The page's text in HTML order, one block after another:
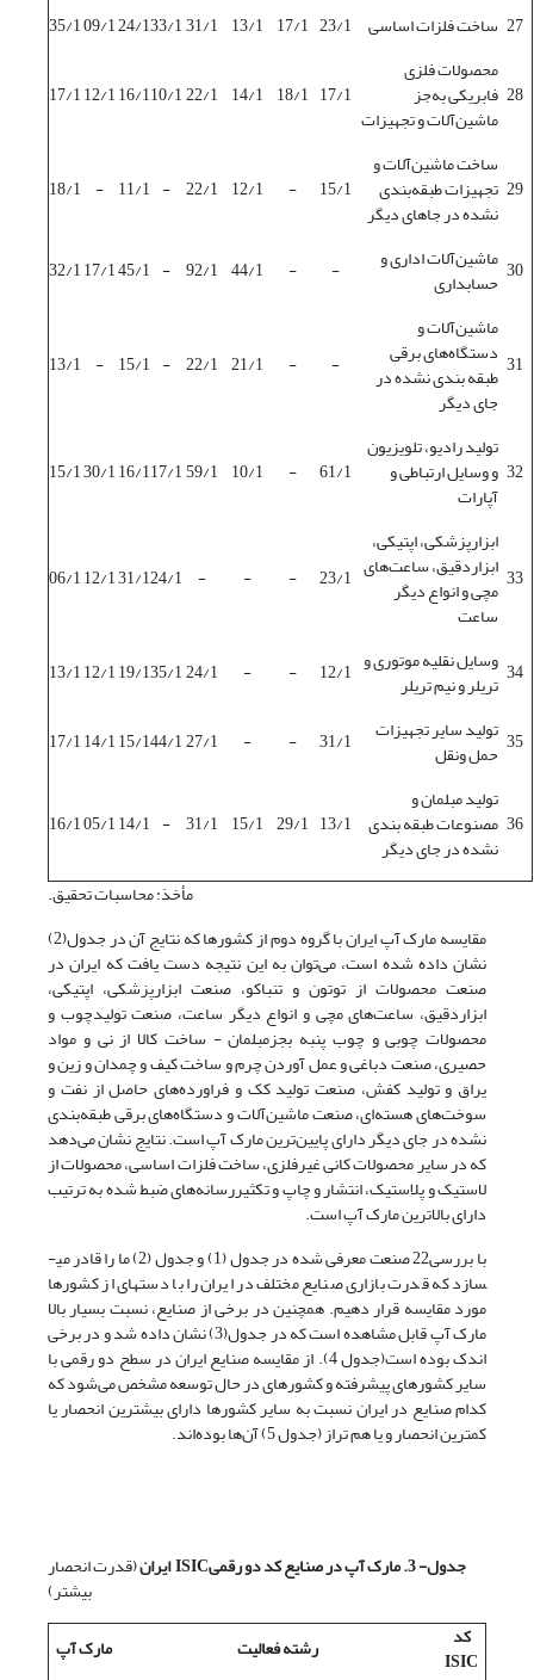
27 ساخت فلزات اساسی 23/1
17/1
13/1
31/1
33/1
24/1
09/1
35/1
28
محصولات فلزی
فابریکی به‌جز
ماشین‌آلات و تجهیزات
17/1
18/1
14/1
22/1
10/1
16/1
12/1
17/1
29
ساخت ماشین‌آلات و
تجهیزات طبقه‌بندی
نشده در جاهای دیگر
15/1
-
12/1
22/1
-
11/1
-
18/1
30 ماشین‌آلات اداری و
حسابداری -
-
44/1
92/1
-
45/1
17/1
32/1
31
ماشین‌آلات و
دستگاه‌های برقی
طبقه بندی نشده در
جای دیگر
-
-
21/1
22/1
-
15/1
-
13/1
32
تولید رادیو، تلویزیون
و وسایل ارتباطی و
آپارات
61/1
-
10/1
59/1
17/1
16/1
30/1
15/1
33
ابزارپزشکی، اپتیکی،
ابزاردقیق، ساعت‌های
مچی و انواع دیگر
ساعت
23/1
-
-
-
24/1
31/1
12/1
06/1
34 وسایل نقلیه موتوری و
تریلر و نیم تریلر 12/1
-
-
24/1
35/1
19/1
12/1
13/1
35 تولید سایر تجهیزات
حمل ونقل 31/1
-
-
27/1
44/1
15/1
14/1
17/1
36
تولید مبلمان و
مصنوعات طبقه بندی
نشده در جای دیگر
13/1
29/1
15/1
31/1
-
14/1
05/1
16/1
مأخذ: محاسبات تحقیق.
مقایسه مارک آپ ایران با گروه دوم از کشورها که نتایج آن در جدول(2)
نشان داده شده است، می‌توان به این نتیجه دست یافت که ایران در
صنعت محصولات از توتون و تنباکو، صنعت ابزارپزشکی، اپتیکی،
ابزاردقیق، ساعت‌های مچی و انواع دیگر ساعت، صنعت تولیدچوب و
محصولات چوبی و چوب پنبه بجزمبلمان - ساخت کالا از نی و مواد
حصیری، صنعت دباغی و عمل آوردن چرم و ساخت کیف و چمدان و زین و
یراق و تولید کفش، صنعت تولید کک و فراورده‌های حاصل از نفت و
سوخت‌های هسته‌ای، صنعت ماشین‌آلات و دستگاه‌های برقی طبقه‌بندی
نشده در جای دیگر دارای پایین‌ترین مارک آپ است. نتایج نشان می‌دهد
که در سایر محصولات کانی غیرفلزی، ساخت فلزات اساسی، محصولات از
لاستیک و پلاستیک، انتشار و چاپ و تکثیررسانه‌های ضبط شده به ترتیب
دارای بالاترین مارک آپ است.
با بررسی22 صنعت معرفی شده در جدول (1) و جدول (2) ما را قادر می­
سازد که قدرت بازاری صنایع مختلف در ایران را با دسته­ای از کشورها
مورد مقایسه قرار دهیم. همچنین در برخی از صنایع، نسبت بسیار بالا
مارک آپ قابل مشاهده است که در جدول(3) نشان داده شد و در برخی
اندک بوده است(جدول 4). از مقایسه صنایع ایران در سطح دو رقمی با
سایر کشورهای پیشرفته و کشورهای در حال توسعه مشخص می‌شود که
کدام صنایع در ایران نسبت به سایر کشورها دارای بیشترین انحصار یا
کمترین انحصار و یا هم تراز (جدول 5) آن‌ها بوده‌اند.
جدول- 3. مارک آپ در صنایع کد دو رقمی ISICایران(قدرت انحصار
بیشتر)
کد
ISIC رشته فعالیت
مارک آپ